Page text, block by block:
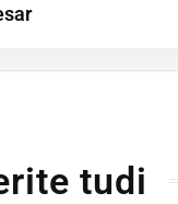
tudi